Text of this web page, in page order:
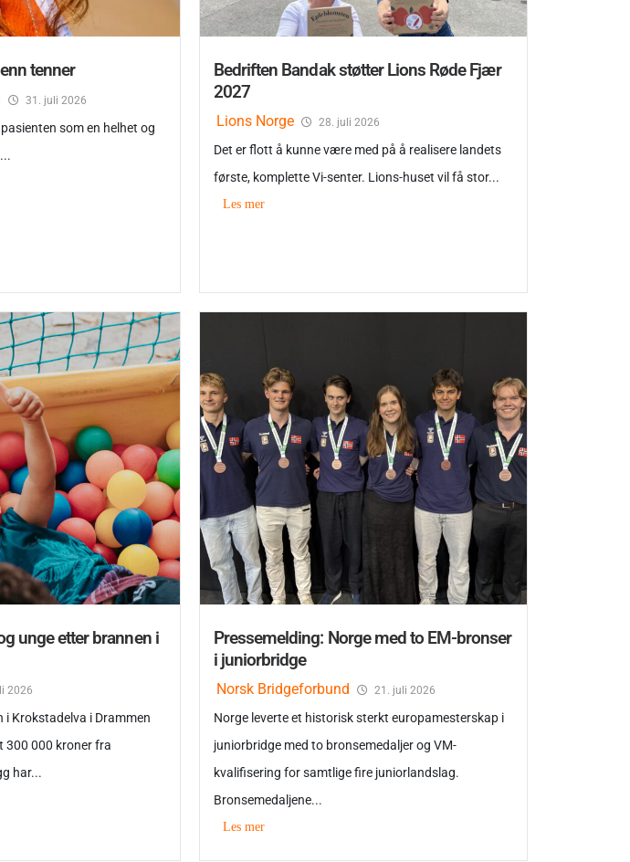
tenner
31. juli 2026
som en helhet og
Bedriften Bandak støtter Lions Røde Fjær
2027
Lions Norge 28. juli 2026
Det er flott å kunne være med på å realisere landets
første, komplette Vi-senter. Lions-huset vil få stor...
Les mer
unge etter brannen i
2026
Krokstadelva i Drammen
300 000 kroner fra
har...
Pressemelding: Norge med to EM-bronser
i juniorbridge
Norsk Bridgeforbund 21. juli 2026
Norge leverte et historisk sterkt europamesterskap i
juniorbridge med to bronsemedaljer og VM-
kvalifisering for samtlige fire juniorlandslag.
Bronsemedaljene...
Les mer